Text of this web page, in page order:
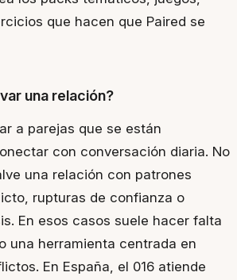
que hacen que Paired se
una relación?
a parejas que se están
con conversación diaria. No
una relación con patrones
rupturas de confianza o
En esos casos suele hacer falta
una herramienta centrada en
En España, el 016 atiende